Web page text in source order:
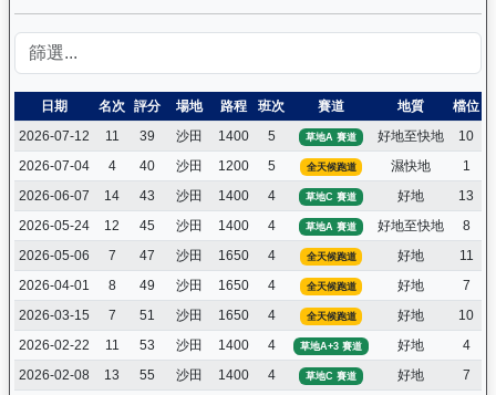
日期 名次 評分 場地 路程 班次 賽道 地質 檔位
2026-07-12
11 39 沙田 1400 5 草地A 賽道 好地至快地 10
2026-07-04
4 40 沙田 1200 5 全天候跑道 濕快地 1
2026-06-07
14 43 沙田 1400 4 草地C 賽道 好地 13
2026-05-24
12 45 沙田 1400 4 草地A 賽道 好地至快地 8
2026-05-06
7 47 沙田 1650 4 全天候跑道 好地 11
2026-04-01
8 49 沙田 1650 4 全天候跑道 好地 7
2026-03-15
7 51 沙田 1650 4 全天候跑道 好地 10
2026-02-22
11 53 沙田 1400 4 草地A+3 賽道 好地 4
2026-02-08
13 55 沙田 1400 4 草地C 賽道 好地 7